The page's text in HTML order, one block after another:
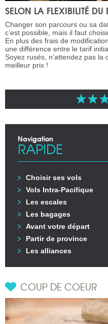
SELON LA FLEXIBILITÉ DU
Changer son parcours ou sa
c’est possible, mais il faut
En plus des frais de
une différence entre le tarif
Soyez rusés, n’attendez pas
meilleur prix !
Navigation
RAPIDE
Choisir ses vols
Vols Intra-Pacifique
Les escales
Les bagages
Avant votre départ
Partir de province
Les alliances
COUP DE COEUR